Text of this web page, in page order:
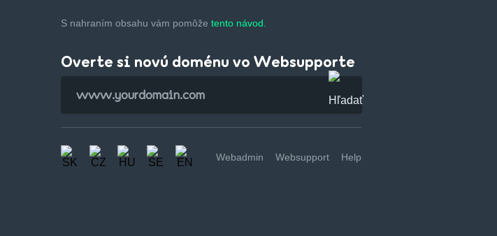
S nahraním obsahu vám pomôže tento návod.
Overte si novú doménu vo Websupporte
Webadmin Websupport Help